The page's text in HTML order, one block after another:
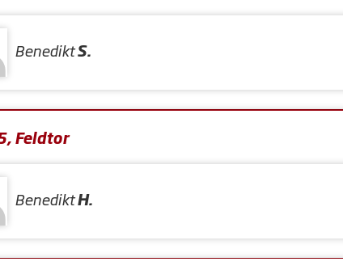
BenediktS.
Feldtor
BenediktH.